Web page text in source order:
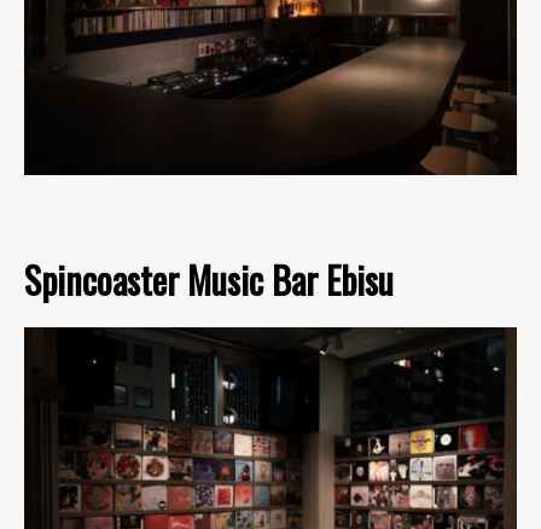
Spincoaster Music Bar Ebisu